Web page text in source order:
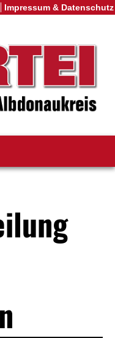
Impressum & Datenschutz